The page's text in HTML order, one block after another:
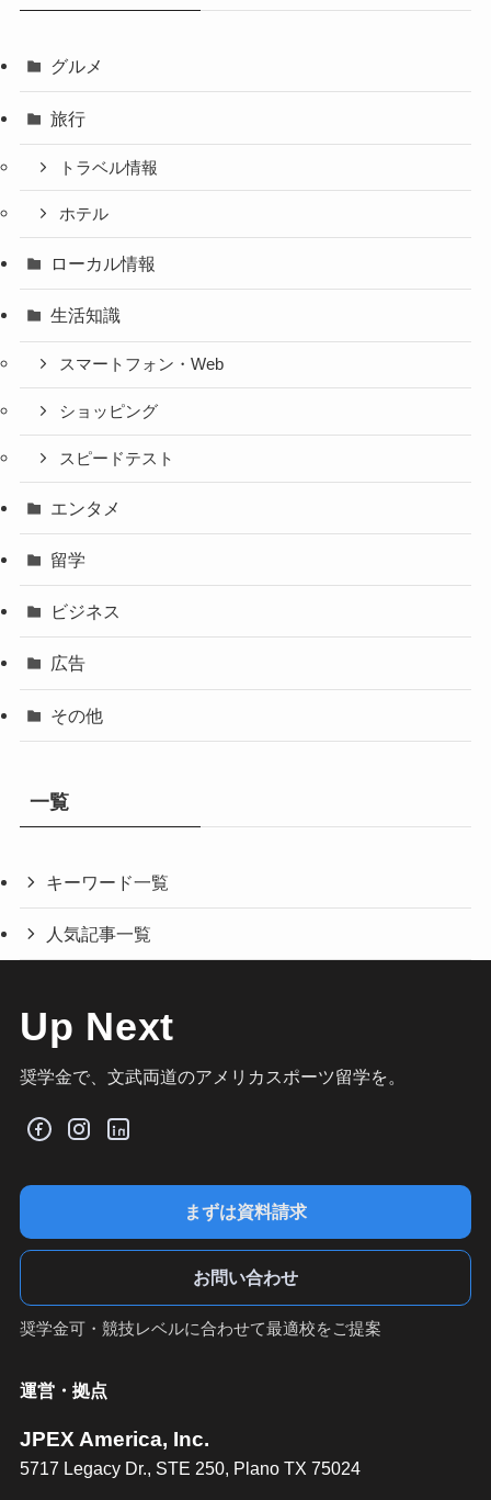
グルメ
旅行
トラベル情報
ホテル
ローカル情報
生活知識
スマートフォン・Web
ショッピング
スピードテスト
エンタメ
留学
ビジネス
広告
その他
一覧
キーワード一覧
人気記事一覧
Up Next
奨学金で、文武両道のアメリカスポーツ留学を。
まずは資料請求
お問い合わせ
奨学金可・競技レベルに合わせて最適校をご提案
運営・拠点
JPEX America, Inc.
5717 Legacy Dr., STE 250, Plano TX 75024